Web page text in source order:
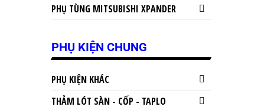
PHỤ TÙNG MITSUBISHI XPANDER
PHỤ KIỆN CHUNG
PHỤ KIỆN KHÁC
THẢM LÓT SÀN - CỐP - TAPLO